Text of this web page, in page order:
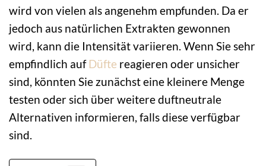
wird von vielen als angenehm empfunden. Da er
jedoch aus natürlichen Extrakten gewonnen
wird, kann die Intensität variieren. Wenn Sie sehr
empfindlich aufDüfte reagieren oder unsicher
sind, könnten Sie zunächst eine kleinere Menge
testen oder sich über weitere duftneutrale
Alternativen informieren, falls diese verfügbar
sind.